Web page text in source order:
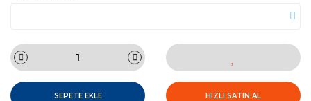
SEPETE EKLE HIZLI SATIN AL